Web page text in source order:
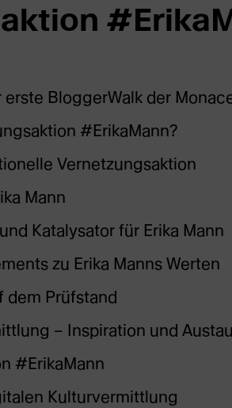
BloggerWalk der
#ErikaMann?
Vernetzungsaktion
Mann
Katalysator für Erika Mann
zu Erika Manns Werten
dem Prüfstand
– Inspiration und
#ErikaMann
Kulturvermittlung